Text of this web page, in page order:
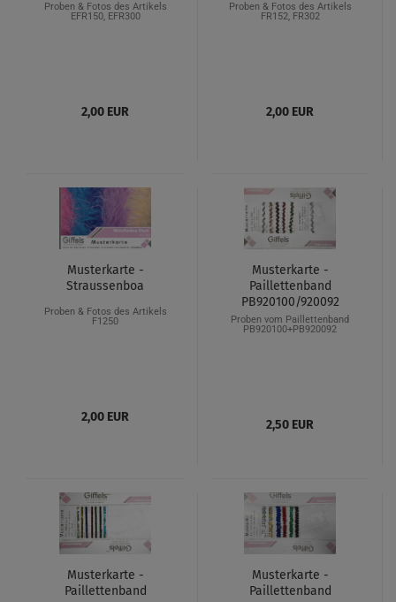
Proben & Fotos des Artikels
EFR150, EFR300
2,00 EUR
Proben & Fotos des Artikels
FR152, FR302
2,00 EUR
Musterkarte -
Straussenboa
Proben & Fotos des Artikels
F1250
2,00 EUR
Musterkarte -
Paillettenband
PB920100/920092
Proben vom Paillettenband
PB920100+PB920092
2,50 EUR
Musterkarte -
Paillettenband
Musterkarte -
Paillettenband